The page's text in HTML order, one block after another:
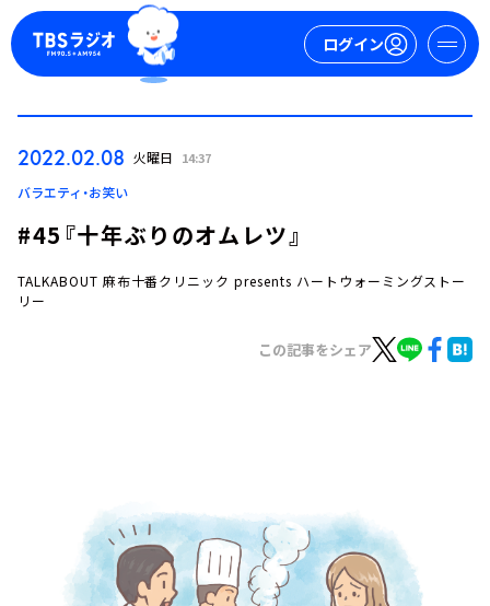
ログイン
ログイン
イベント・グッズ
YouTube
会社情報
2022.02.08 火曜日 14:37
バラエティ・お笑い
#45『十年ぶりのオムレツ』
TALKABOUT 麻布十番クリニック presents ハートウォーミングストー
リー
この記事をシェア